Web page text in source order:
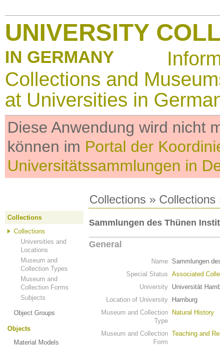
UNIVERSITY
IN GERMANY
Collections and
at Universities in
Diese Anwendung wird nicht
können im Portal der
Universitätssammlungen in
Collections » Collections
Collections
Collections
Universities and
Locations
Museum and
Collection Types
Museum and
Collection Forms
Subjects
Object Groups
Objects
Material Models
Sammlungen des Thünen
General
Name Sammlungen
Special Status Associated
University Universität
Location of University
Hamburg
Museum and Collection
Type
Natural History
Museum and Collection
Form
Teaching and